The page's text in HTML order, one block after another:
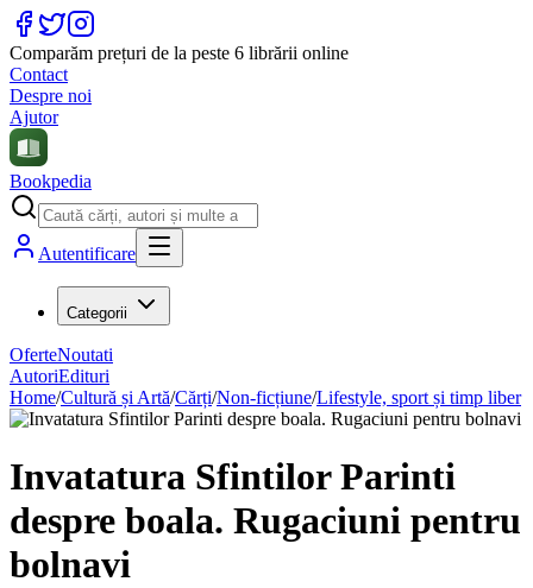
Comparăm prețuri de la peste 6 librării online
Contact
Despre noi
Ajutor
Bookpedia
Autentificare
Categorii
OferteNoutati
AutoriEdituri
Home/Cultură și Artă/Cărți/Non-ficțiune/Lifestyle, sport și timp liber
Invatatura Sfintilor Parinti
despre boala. Rugaciuni pentru
bolnavi